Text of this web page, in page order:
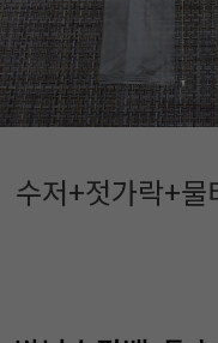
수저+젓가락+